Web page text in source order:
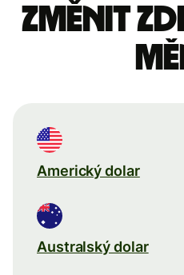
Změnit
Americký dolar
Australský dolar